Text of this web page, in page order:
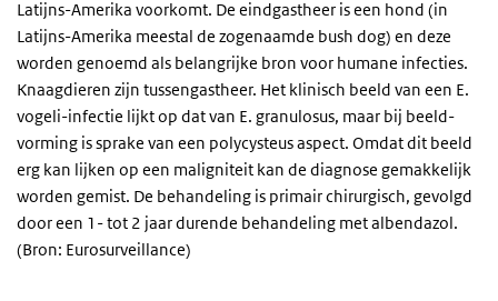
Latijns-Amerika voorkomt. De eindgastheer is een hond (in
Latijns-Amerika meestal de zogenaamde bush dog) en deze
worden genoemd als belangrijke bron voor humane infecties.
Knaagdieren zijn tussengastheer. Het klinisch beeld van een E.
vogeli-infectie lijkt op dat van E. granulosus, maar bij beeld-
vorming is sprake van een polycysteus aspect. Omdat dit beeld
erg kan lijken op een maligniteit kan de diagnose gemakkelijk
worden gemist. De behandeling is primair chirurgisch, gevolgd
door een 1- tot 2 jaar durende behandeling met albendazol.
(Bron: Eurosurveillance)